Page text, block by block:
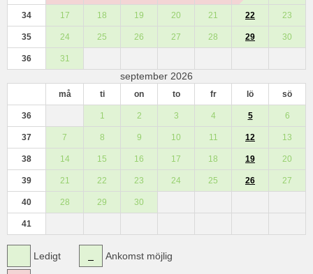
34 17 18 19 20 21 22 23
35 24 25 26 27 28 29 30
36 31
september 2026
må ti on to fr lö sö
36 1 2 3 4 5 6
37 7 8 9 10 11 12 13
38 14 15 16 17 18 19 20
39 21 22 23 24 25 26 27
40 28 29 30
41
Ledigt Ankomst möjlig